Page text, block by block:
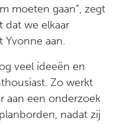
moeten gaan”, zegt
dat we elkaar
Yvonne aan.
veel ideeën en
Zo werkt
aan een onderzoek
nadat zij